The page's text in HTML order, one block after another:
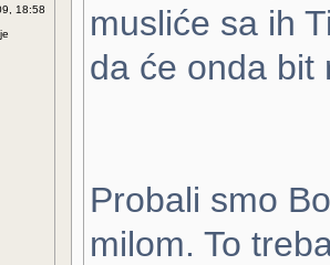
18:58
musliće sa ih
da će onda bit
Probali smo
milom. To